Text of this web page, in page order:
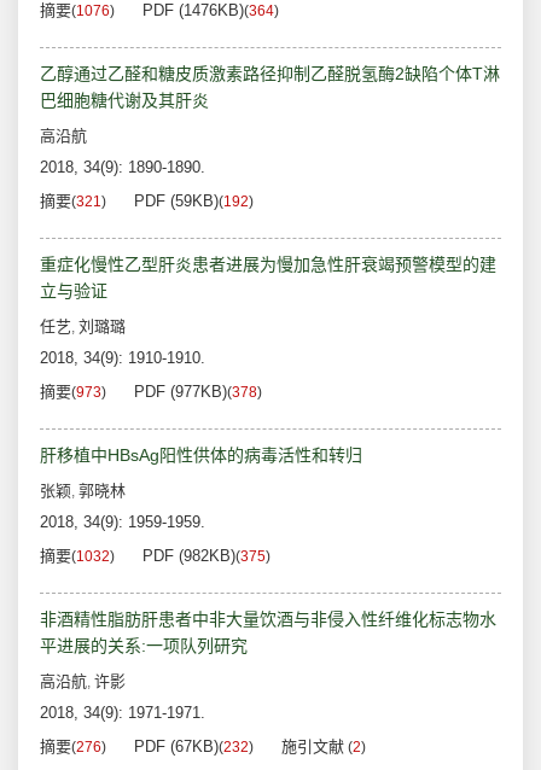
摘要(1076) PDF (1476KB)(364)
乙醇通过乙醛和糖皮质激素路径抑制乙醛脱氢酶2缺陷个体T淋
巴细胞糖代谢及其肝炎
高沿航
2018, 34(9): 1890-1890.
摘要(321) PDF (59KB)(192)
重症化慢性乙型肝炎患者进展为慢加急性肝衰竭预警模型的建
立与验证
任艺, 刘璐璐
2018, 34(9): 1910-1910.
摘要(973) PDF (977KB)(378)
肝移植中HBsAg阳性供体的病毒活性和转归
张颖, 郭晓林
2018, 34(9): 1959-1959.
摘要(1032) PDF (982KB)(375)
非酒精性脂肪肝患者中非大量饮酒与非侵入性纤维化标志物水
平进展的关系:一项队列研究
高沿航, 许影
2018, 34(9): 1971-1971.
摘要(276) PDF (67KB)(232) 施引文献 (2)